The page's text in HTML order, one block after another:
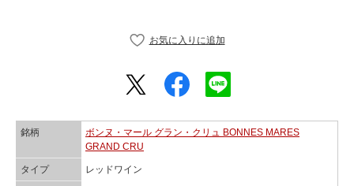
銘柄
ボンヌ・マール グラン・クリュ BONNES MARES
GRAND CRU
タイプ レッドワイン